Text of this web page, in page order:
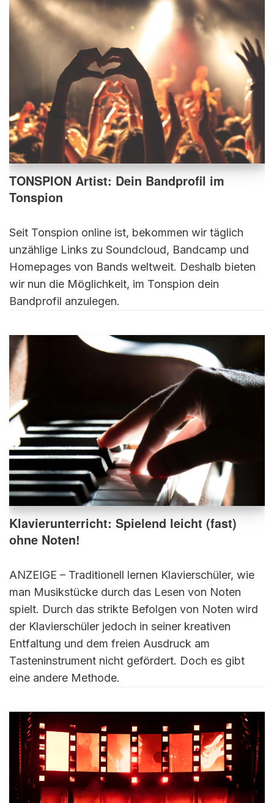
TONSPION Artist: Dein Bandprofil im
Tonspion
Seit Tonspion online ist, bekommen wir täglich
unzählige Links zu Soundcloud, Bandcamp und
Homepages von Bands weltweit. Deshalb bieten
wir nun die Möglichkeit, im Tonspion dein
Bandprofil anzulegen.
Klavierunterricht: Spielend leicht (fast)
ohne Noten!
ANZEIGE – Traditionell lernen Klavierschüler, wie
man Musikstücke durch das Lesen von Noten
spielt. Durch das strikte Befolgen von Noten wird
der Klavierschüler jedoch in seiner kreativen
Entfaltung und dem freien Ausdruck am
Tasteninstrument nicht gefördert. Doch es gibt
eine andere Methode.